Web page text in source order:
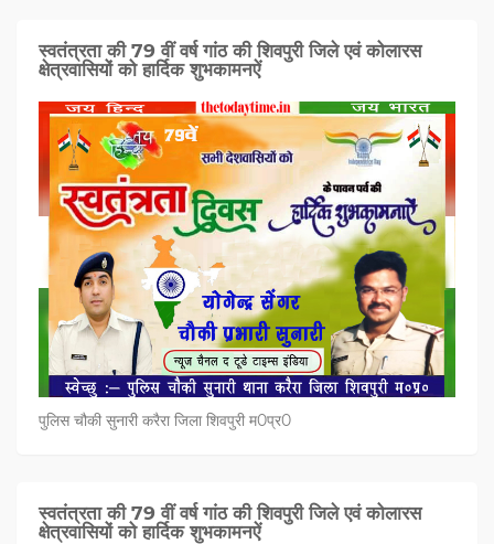
स्वतंत्रता की 79 वीं वर्ष गांठ की शिवपुरी जिले एवं कोलारस
क्षेत्रवासियों को हार्दिक शुभकामनऐं
पुलिस चौकी सुनारी करैरा जिला शिवपुरी म0प्र0
स्वतंत्रता की 79 वीं वर्ष गांठ की शिवपुरी जिले एवं कोलारस
क्षेत्रवासियों को हार्दिक शुभकामनऐं